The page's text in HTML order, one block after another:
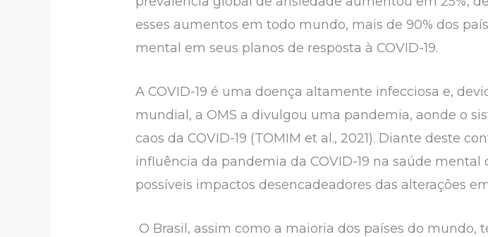
esses aumentos em todo mundo, mais de 90% dos
mental em seus planos de resposta à COVID-19.
A COVID-19 é uma doença altamente infecciosa e,
mundial, a OMS a divulgou uma pandemia, aonde o
caos da COVID-19 (TOMIM et al., 2021). Diante deste
influência da pandemia da COVID-19 na saúde
possíveis impactos desencadeadores das alterações
O Brasil, assim como a maioria dos países do mundo,